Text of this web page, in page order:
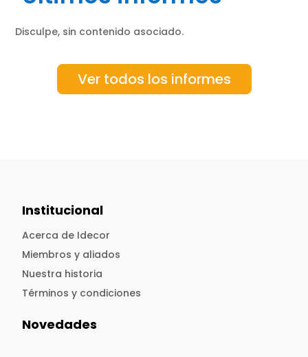
Disculpe, sin contenido asociado.
Ver todos los informes
Institucional
Acerca de Idecor
Miembros y aliados
Nuestra historia
Términos y condiciones
Novedades